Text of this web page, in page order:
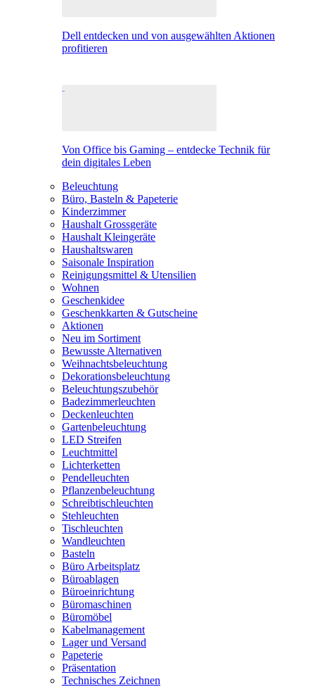
Dell entdecken und von ausgewählten Aktionen
profitieren
Von Office bis Gaming – entdecke Technik für
dein digitales Leben
Beleuchtung
Büro, Basteln & Papeterie
Kinderzimmer
Haushalt Grossgeräte
Haushalt Kleingeräte
Haushaltswaren
Saisonale Inspiration
Reinigungsmittel & Utensilien
Wohnen
Geschenkidee
Geschenkkarten & Gutscheine
Aktionen
Neu im Sortiment
Bewusste Alternativen
Weihnachtsbeleuchtung
Dekorationsbeleuchtung
Beleuchtungszubehör
Badezimmerleuchten
Deckenleuchten
Gartenbeleuchtung
LED Streifen
Leuchtmittel
Lichterketten
Pendelleuchten
Pflanzenbeleuchtung
Schreibtischleuchten
Stehleuchten
Tischleuchten
Wandleuchten
Basteln
Büro Arbeitsplatz
Büroablagen
Büroeinrichtung
Büromaschinen
Büromöbel
Kabelmanagement
Lager und Versand
Papeterie
Präsentation
Technisches Zeichnen